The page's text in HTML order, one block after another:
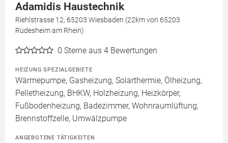
Adamidis Haustechnik
Riehlstrasse 12, 65203 Wiesbaden (22km von 65203
Rüdesheim am Rhein)
0 Sterne aus 4 Bewertungen
HEIZUNG SPEZIALGEBIETE
Wärmepumpe, Gasheizung, Solarthermie, Ölheizung,
Pelletheizung, BHKW, Holzheizung, Heizkörper,
Fußbodenheizung, Badezimmer, Wohnraumlüftung,
Brennstoffzelle, Umwälzpumpe
ANGEBOTENE TÄTIGKEITEN